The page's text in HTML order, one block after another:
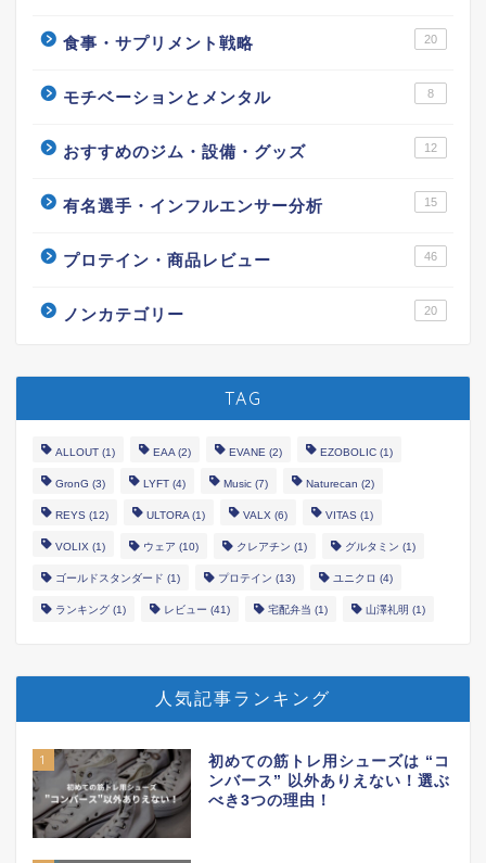
食事・サプリメント戦略 20
モチベーションとメンタル 8
おすすめのジム・設備・グッズ 12
有名選手・インフルエンサー分析 15
プロテイン・商品レビュー 46
ノンカテゴリー 20
TAG
ALLOUT (1) EAA (2) EVANE (2) EZOBOLIC (1)
GronG (3) LYFT (4) Music (7) Naturecan (2)
REYS (12) ULTORA (1) VALX (6) VITAS (1)
VOLIX (1) ウェア (10) クレアチン (1) グルタミン (1)
ゴールドスタンダード (1) プロテイン (13) ユニクロ (4)
ランキング (1) レビュー (41) 宅配弁当 (1) 山澤礼明 (1)
人気記事ランキング
1
初めての筋トレ用シューズは “コ
ンバース” 以外ありえない！選ぶ
べき3つの理由！